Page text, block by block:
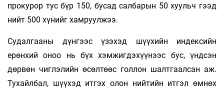
прокурор тус бүр 150, бусад салбарын 50 хуульч гээд
нийт 500 хүнийг хамруулжээ.
Судалгааны дүнгээс үзэхэд шүүхийн индексийн
ерөнхий оноо нь бүх хэмжигдэхүүнээс бус, үндсэн
дөрвөн чиглэлийн өсөлтөөс голлон шалтгаалсан аж.
Тухайлбал, шүүхэд итгэх олон нийтийн итгэл өмнөх